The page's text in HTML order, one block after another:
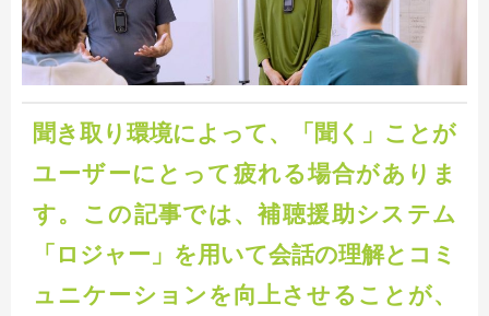
聞き取り環境によって、「聞く」ことが
ユーザーにとって疲れる場合がありま
す。この記事では、補聴援助システム
「ロジャー」を用いて会話の理解とコミ
ュニケーションを向上させることが、